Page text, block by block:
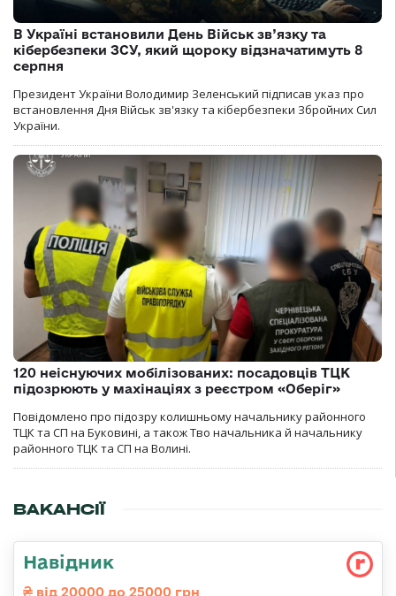
В Україні встановили День Військ зв’язку та
кібербезпеки ЗСУ, який щороку відзначатимуть 8
серпня
Президент України Володимир Зеленський підписав указ про
встановлення Дня Військ зв'язку та кібербезпеки Збройних Сил
України.
120 неіснуючих мобілізованих: посадовців ТЦК
підозрюють у махінаціях з реєстром «Оберіг»
Повідомлено про підозру колишньому начальнику районного
ТЦК та СП на Буковині, а також Тво начальника й начальнику
районного ТЦК та СП на Волині.
ВАКАНСІЇ
Навідник
від 20000 до 25000 грн